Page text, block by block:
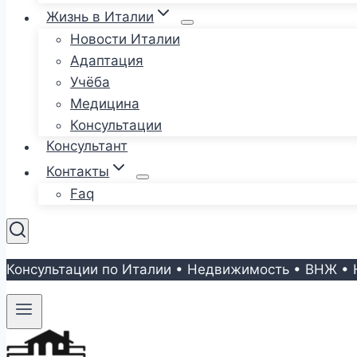
Жизнь в Италии
Новости Италии
Адаптация
Учёба
Медицина
Консультации
Консультант
Контакты
Faq
Консультации по Италии • Недвижимость • ВНЖ •